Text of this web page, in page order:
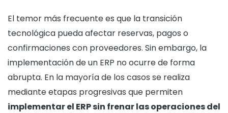
El temor más frecuente es que la transición
tecnológica pueda afectar reservas, pagos o
confirmaciones con proveedores. Sin embargo, la
implementación de un ERP no ocurre de forma
abrupta. En la mayoría de los casos se realiza
mediante etapas progresivas que permiten
implementar el ERP sin frenar las operaciones del